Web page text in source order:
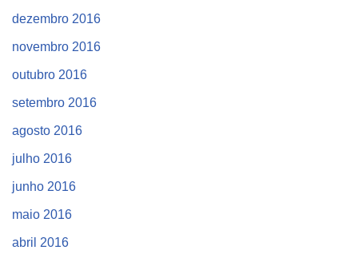
dezembro 2016
novembro 2016
outubro 2016
setembro 2016
agosto 2016
julho 2016
junho 2016
maio 2016
abril 2016